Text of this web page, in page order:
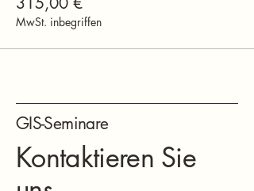
MwSt. inbegriffen
GIS-Seminare
Kontaktieren Sie